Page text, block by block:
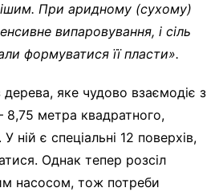
При аридному (сухому)
випаровування, і сіль
формуватися її пласти».
яке чудово взаємодіє з
8,75 метра квадратного,
ній є спеціальні 12 поверхів,
Однак тепер розсіл
насосом, тож потреби